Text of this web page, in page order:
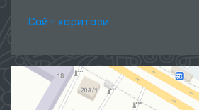
Сайт харитаси